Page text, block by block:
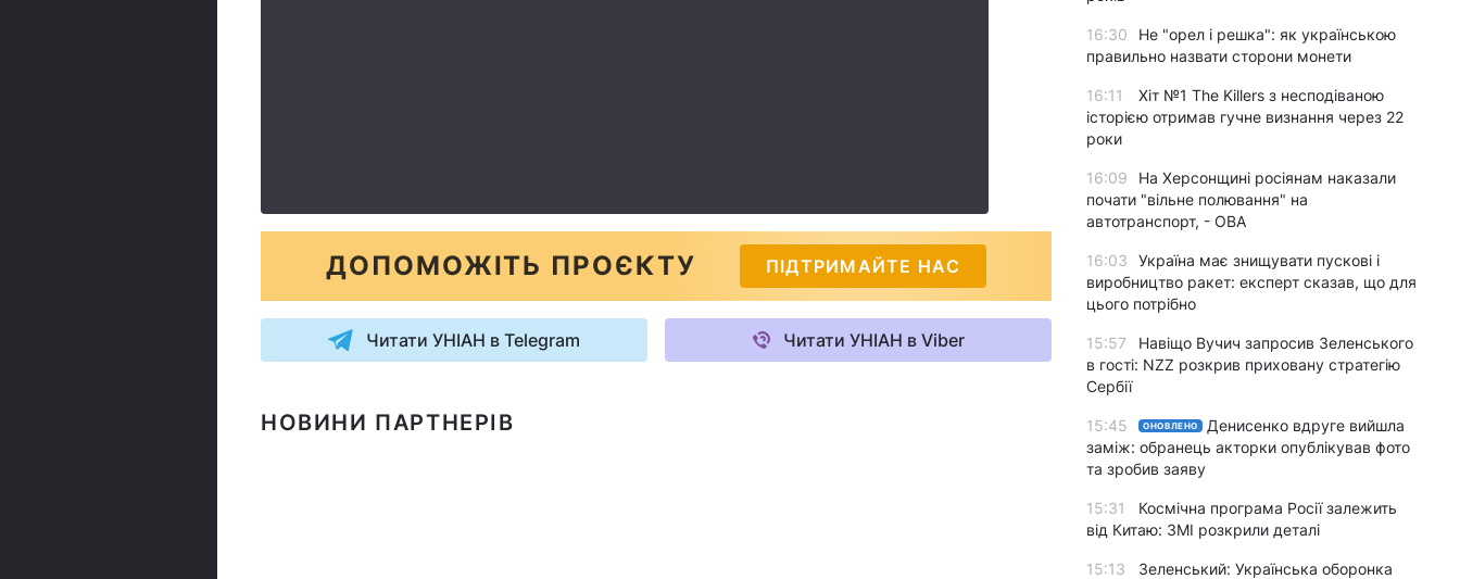
ДОПОМОЖІТЬ ПРОЄКТУ ПІДТРИМАЙТЕ НАС
Читати УНІАН в Telegram Читати УНІАН в Viber
НОВИНИ ПАРТНЕРІВ
16:30
Не "орел і решка": як українською
правильно назвати сторони монети
16:11
Хіт №1 The Killers з несподіваною
історією отримав гучне визнання через 22
роки
16:09
На Херсонщині росіянам наказали
почати "вільне полювання" на
автотранспорт, - ОВА
16:03
Україна має знищувати пускові і
виробництво ракет: експерт сказав, що для
цього потрібно
15:57
Навіщо Вучич запросив Зеленського
в гості: NZZ розкрив приховану стратегію
Сербії
15:45 ОНОВЛЕНО
Денисенко вдруге вийшла
заміж: обранець акторки опублікував фото
та зробив заяву
15:31
Космічна програма Росії залежить
від Китаю: ЗМІ розкрили деталі
15:13
Зеленський: Українська оборонка